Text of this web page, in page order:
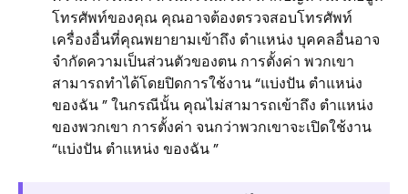
โทรศัพท์ของคุณ คุณอาจต้องตรวจสอบโทรศัพท์
เครื่องอื่นที่คุณพยายามเข้าถึง ตำแหน่ง บุคคลอื่นอาจ
จำกัดความเป็นส่วนตัวของตน การตั้งค่า พวกเขา
สามารถทำได้โดยปิดการใช้งาน “แบ่งปัน ตำแหน่ง
ของฉัน ” ในกรณีนั้น คุณไม่สามารถเข้าถึง ตำแหน่ง
ของพวกเขา การตั้งค่า จนกว่าพวกเขาจะเปิดใช้งาน
“แบ่งปัน ตำแหน่ง ของฉัน ”